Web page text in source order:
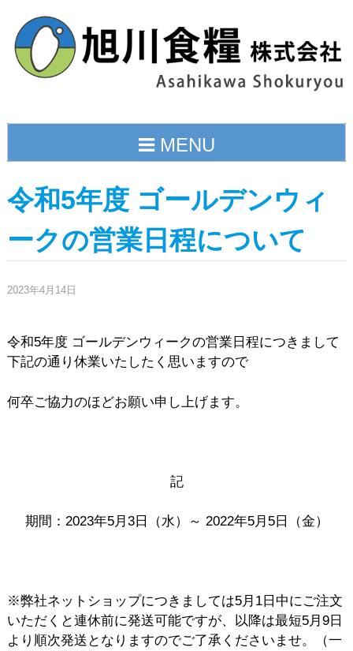
content
MENU
令和5年度 ゴールデンウィ
ークの営業日程について
2023年4月14日
令和5年度 ゴールデンウィークの営業日程につきまして
下記の通り休業いたしたく思いますので
何卒ご協力のほどお願い申し上げます。
記
期間：2023年5月3日（水）～ 2022年5月5日（金）
※弊社ネットショップにつきましては5月1日中にご注文
いただくと連休前に発送可能ですが、以降は最短5月9日
より順次発送となりますのでご了承くださいませ。（一